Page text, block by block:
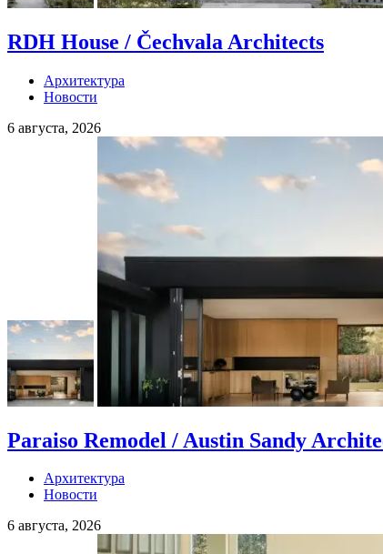
RDH House / Čechvala Architects
Архитектура
Новости
6 августа, 2026
Paraiso Remodel / Austin Sandy
Архитектура
Новости
6 августа, 2026